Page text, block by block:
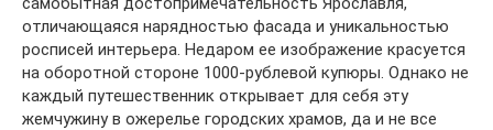
отличающаяся нарядностью фасада и уникальностью
росписей интерьера. Недаром ее изображение красуется
на оборотной стороне 1000-рублевой купюры. Однако не
каждый путешественник открывает для себя эту
жемчужину в ожерелье городских храмов, да и не все